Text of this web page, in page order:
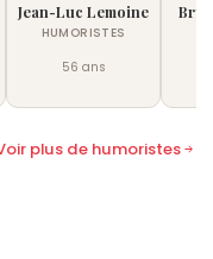
Jean-Luc Lemoine
HUMORISTES
56 ans
plus de humoristes